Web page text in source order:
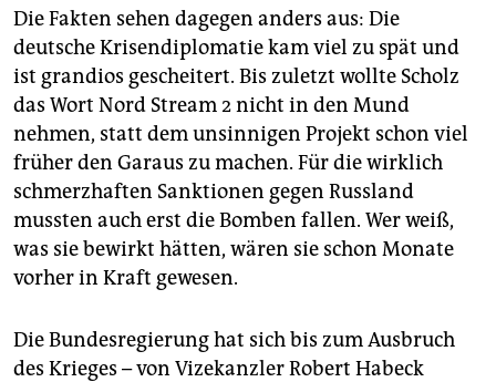
Die Fakten sehen dagegen anders aus: Die
deutsche Krisendiplomatie kam viel zu spät und
ist grandios gescheitert. Bis zuletzt wollte Scholz
das Wort Nord Stream 2 nicht in den Mund
nehmen, statt dem unsinnigen Projekt schon viel
früher den Garaus zu machen. Für die wirklich
schmerzhaften Sanktionen gegen Russland
mussten auch erst die Bomben fallen. Wer weiß,
was sie bewirkt hätten, wären sie schon Monate
vorher in Kraft gewesen.
Die Bundesregierung hat sich bis zum Ausbruch
des Krieges – von Vizekanzler Robert Habeck